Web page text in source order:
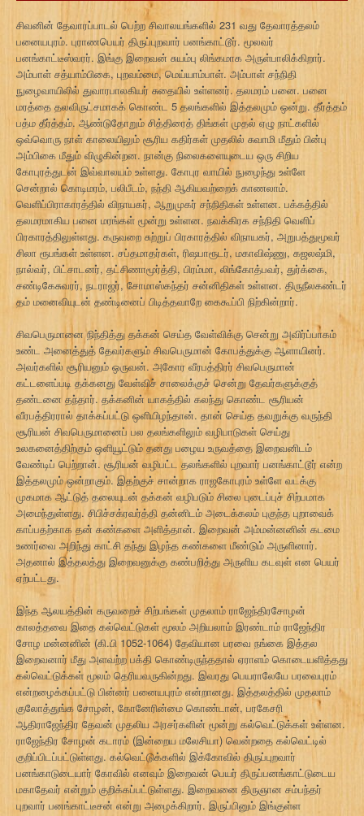
சிவனின் தேவாரப்பாடல் பெற்ற சிவாலயங்களில் 231 வது தேவாரத்தலம்
பனையபுரம். புராணபெயர் திருப்புறவார் பனங்காட்டூர். மூலவர்
பனங்காட்டீஸ்வரர். இங்கு இறைவன் சுயம்பு லிங்கமாக அருள்பாலிக்கிறார்.
அம்பாள் சத்யாம்பிகை, புறவம்மை, மெய்யாம்பாள். அம்பாள் சந்நிதி
நுழைவாயிலில் துவாரபாலகியர் சுதையில் உள்ளனர். தலமரம் பனை. பனை
மரத்தை தலவிருட்சமாகக் கொண்ட 5 தலங்களில் இத்தலமும் ஒன்று. தீர்த்தம்
பத்ம தீர்த்தம். ஆண்டுதோறும் சித்திரைத் திங்கள் முதல் ஏழு நாட்களில்
ஒவ்வொரு நாள் காலையிலும் சூரிய கதிர்கள் முதலில் சுவாமி மீதும் பின்பு
அம்பிகை மீதும் விழுகின்றன. நான்கு நிலைகளையுடைய ஒரு சிறிய
கோபுரத்துடன் இவ்வாலயம் உள்ளது. கோபுர வாயில் நுழைந்து உள்ளே
சென்றால் கொடிமரம், பலிபீடம், நந்தி ஆகியவற்றைக் காணலாம்.
வெளிப்பிராகாரத்தில் விநாயகர், ஆறுமுகர் சந்நிதிகள் உள்ளன. பக்கத்தில்
தலமரமாகிய பனை மரங்கள் மூன்று உள்ளன. நவக்கிரக சந்நிதி வெளிப்
பிரகாரத்திலுள்ளது. கருவறை சுற்றுப் பிரகாரத்தில் விநாயகர், அறுபத்துமூவர்
சிலா ரூபங்கள் உள்ளன. சப்தமாதர்கள், ரிஷபாரூடர், மகாவிஷ்ணு, கஜலஷ்மி,
நால்வர், பிட்சாடனர், தட்சிணாமூர்த்தி, பிரம்மா, லிங்கோத்பவர், துர்க்கை,
சண்டிகேசுவரர், நடராஜர், சோமாஸ்கந்தர் சன்னிதிகள் உள்ளன. திருநீலகண்டர்
தம் மனைவியுடன் தண்டினைப் பிடித்தவாறே கைகூப்பி நிற்கின்றார்.
சிவபெருமானை நிந்தித்து தக்கன் செய்த வேள்விக்கு சென்று அவிர்ப்பாகம்
உண்ட அனைத்துத் தேவர்களும் சிவபெருமான் கோபத்துக்கு ஆளாயினர்.
அவர்களில் சூரியனும் ஒருவன். அகோர வீரபத்திரர் சிவபெருமான்
கட்டளைப்படி தக்கனது வேள்விச் சாலைக்குச் சென்று தேவர்களுக்குத்
தண்டனை தந்தார். தக்கனின் யாகத்தில் கலந்து கொண்ட சூரியன்
வீரபத்திரரால் தாக்கப்பட்டு ஒளியிழந்தான். தான் செய்த தவறுக்கு வருந்தி
சூரியன் சிவபெருமானைப் பல தலங்களிலும் வழிபாடுகள் செய்து
உலகனைத்திற்கும் ஒளியூட்டும் தனது பழைய உருவத்தை இறைவனிடம்
வேண்டிப் பெற்றான். சூரியன் வழிபட்ட தலங்களில் புறவார் பனங்காட்டூர் என்ற
இத்தலமும் ஒன்றாகும். இதற்குச் சான்றாக ராஜகோபுரம் உள்ளே வடக்கு
முகமாக ஆட்டுத் தலையுடன் தக்கன் வழிபடும் சிலை புடைப்புச் சிற்பமாக
அமைந்துள்ளது. சிபிச்சக்ரவர்த்தி தன்னிடம் அடைக்கலம் புகுந்த புறாவைக்
காப்பதற்காக தன் கண்களை அளித்தான். இறைவன் அம்மன்னனின் கடமை
உணர்வை அறிந்து காட்சி தந்து இழந்த கண்களை மீண்டும் அருளினார்.
அதனால் இத்தலத்து இறைவனுக்கு கண்பறித்து அருளிய கடவுள் என பெயர்
ஏற்பட்டது.
இந்த ஆலயத்தின் கருவறைச் சிற்பங்கள் முதலாம் ராஜேந்திரசோழன்
காலத்தவை இதை கல்வெட்டுகள் மூலம் அறியலாம் இரண்டாம் ராஜேந்திர
சோழ மன்னனின் (கி.பி 1052-1064) தேவியான பரவை நங்கை இத்தல
இறைவனார் மீது அளவற்ற பக்தி கொண்டிருந்ததால் ஏராளம் கொடையளித்தது
கல்வெட்டுக்கள் மூலம் தெரியவருகின்றது. இவரது பெயராலேயே பரவைபுரம்
என்றழைக்கப்பட்டு பின்னர் பனையபுரம் என்றானது. இத்தலத்தில் முதலாம்
குலோத்துங்க சோழன், கோனேரின்மை கொண்டான், பரகேசரி
ஆதிராஜேந்திர தேவன் முதலிய அரசர்களின் மூன்று கல்வெட்டுக்கள் உள்ளன.
ராஜேந்திர சோழன் கடாரம் (இன்றைய மலேசியா) வென்றதை கல்வெட்டில்
குறிப்பிடப்பட்டுள்ளது. கல்வெட்டுக்களில் இக்கோவில் திருப்புறவார்
பனங்காடுடையார் கோவில் எனவும் இறைவன் பெயர் திருப்பனங்காட்டுடைய
மகாதேவர் என்றும் குறிக்கப்பட்டுள்ளது. இறைவனை திருஞான சம்பந்தர்
புறவார் பனங்காட்டீசன் என்று அழைக்கிறார். இருப்பினும் இங்குள்ள